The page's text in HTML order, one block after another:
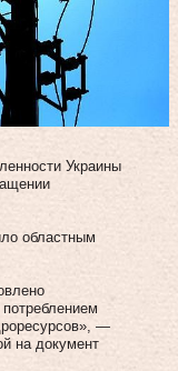
Украины
областным
—
на документ